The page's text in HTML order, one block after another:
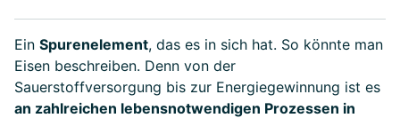
Ein Spurenelement, das es in sich hat. So könnte man
Eisen beschreiben. Denn von der
Sauerstoffversorgung bis zur Energiegewinnung ist es
an zahlreichen lebensnotwendigen Prozessen in